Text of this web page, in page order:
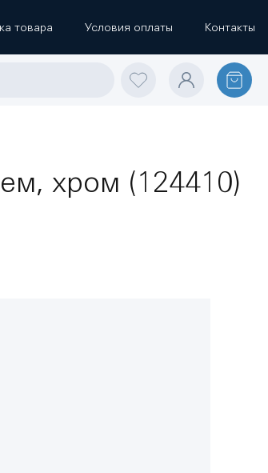
товара Условия оплаты Контакты
хром (124410)